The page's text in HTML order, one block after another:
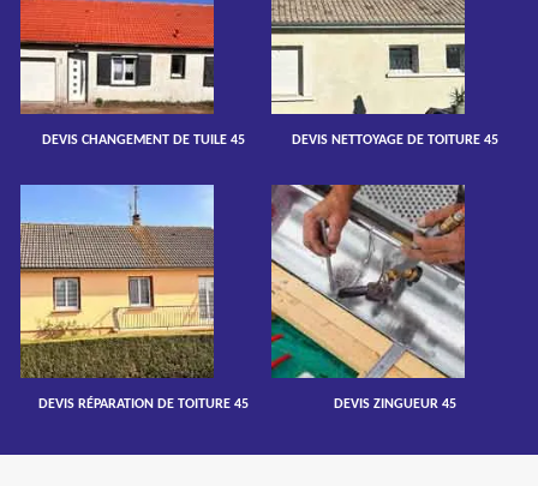
DEVIS CHANGEMENT DE TUILE 45 DEVIS NETTOYAGE DE TOITURE 45
DEVIS RÉPARATION DE TOITURE 45 DEVIS ZINGUEUR 45